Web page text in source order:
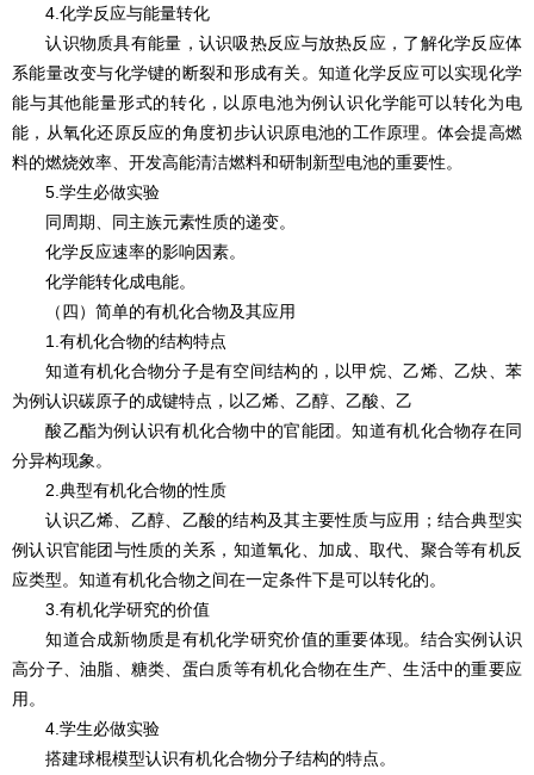
4.化学反应与能量转化
认识物质具有能量，认识吸热反应与放热反应，了解化学反应体
系能量改变与化学键的断裂和形成有关。知道化学反应可以实现化学
能与其他能量形式的转化，以原电池为例认识化学能可以转化为电
能，从氧化还原反应的角度初步认识原电池的工作原理。体会提高燃
料的燃烧效率、开发高能清洁燃料和研制新型电池的重要性。
5.学生必做实验
同周期、同主族元素性质的递变。
化学反应速率的影响因素。
化学能转化成电能。
（四）简单的有机化合物及其应用
1.有机化合物的结构特点
知道有机化合物分子是有空间结构的，以甲烷、乙烯、乙炔、苯
为例认识碳原子的成键特点，以乙烯、乙醇、乙酸、乙
酸乙酯为例认识有机化合物中的官能团。知道有机化合物存在同
分异构现象。
2.典型有机化合物的性质
认识乙烯、乙醇、乙酸的结构及其主要性质与应用；结合典型实
例认识官能团与性质的关系，知道氧化、加成、取代、聚合等有机反
应类型。知道有机化合物之间在一定条件下是可以转化的。
3.有机化学研究的价值
知道合成新物质是有机化学研究价值的重要体现。结合实例认识
高分子、油脂、糖类、蛋白质等有机化合物在生产、生活中的重要应
用。
4.学生必做实验
搭建球棍模型认识有机化合物分子结构的特点。